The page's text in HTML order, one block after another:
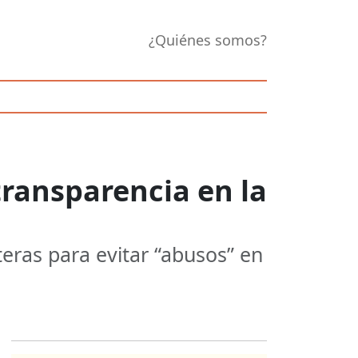
¿Quiénes somos?
en la
para evitar “abusos” en